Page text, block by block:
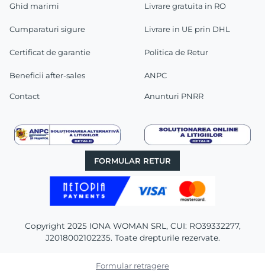
Ghid marimi
Cumparaturi sigure
Certificat de garantie
Beneficii after-sales
Contact
Livrare gratuita in RO
Livrare in UE prin DHL
Politica de Retur
ANPC
Anunturi PNRR
FORMULAR RETUR
Copyright 2025 IONA WOMAN SRL, CUI: RO39332277,
J2018002102235. Toate drepturile rezervate.
Formular retragere